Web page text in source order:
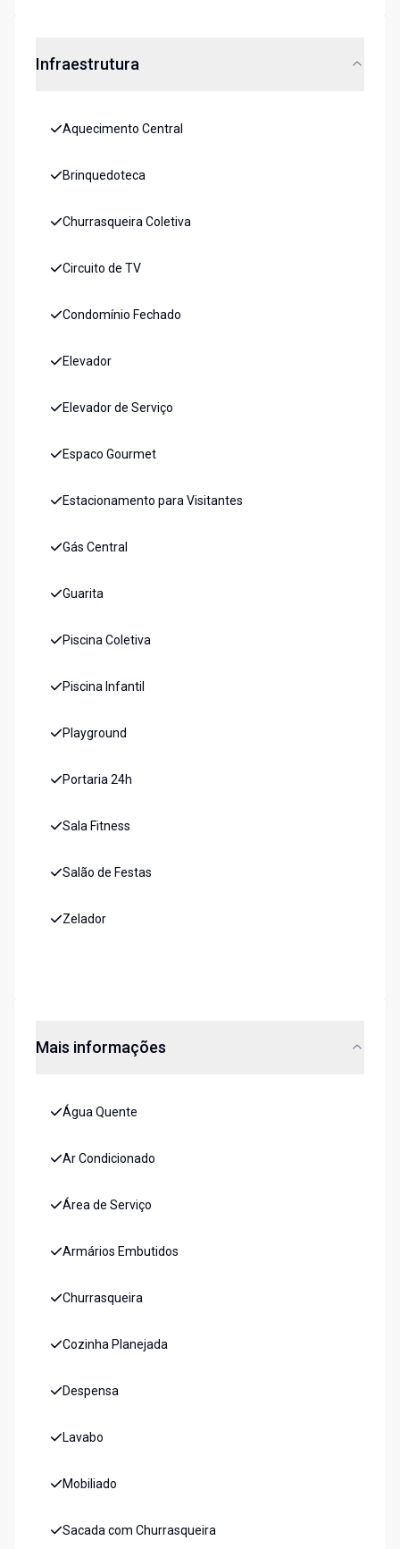
Infraestrutura
Aquecimento Central
Brinquedoteca
Churrasqueira Coletiva
Circuito de TV
Condomínio Fechado
Elevador
Elevador de Serviço
Espaco Gourmet
Estacionamento para Visitantes
Gás Central
Guarita
Piscina Coletiva
Piscina Infantil
Playground
Portaria 24h
Sala Fitness
Salão de Festas
Zelador
Mais informações
Água Quente
Ar Condicionado
Área de Serviço
Armários Embutidos
Churrasqueira
Cozinha Planejada
Despensa
Lavabo
Mobiliado
Sacada com Churrasqueira